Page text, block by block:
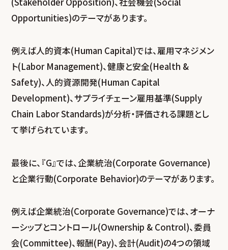
Opportunities)のテーマがあります。
例えば人的資本(Human Capital)では、雇用マネジメン
ト(Labor Management)、健康と安全(Health &
Safety)、人的資源開発(Human Capital
Development)、サプライチェーン雇用基準(Supply
Chain Labor Standards)が分析・評価される課題とし
て挙げられています。
最後に、『G』では、企業統治(Corporate Governance)
と企業行動(Corporate Behavior)のテーマがあります。
例えば企業統治(Corporate Governance)では、オーナ
ーシップとコントロール(Ownership & Control)、委員
会(Committee)、報酬(Pay)、会計(Audit)の4つの領域